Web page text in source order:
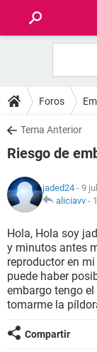
FOROS
SALUD
FAMILIA
NUTRICIÓN
BIENESTAR
SEXUALIDAD
GLOSARIO
Foros
Tema Anterior
Riesgo de
jaded24 - 9
aliciavv -
Hola, Hola soy
y minutos antes
reproductor en
puede haber
embargo tengo
tomarme la
Compartir